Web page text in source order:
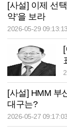
[사설] 이제 선
약’을 보라
2026-05-29 09:13:13
[사설] HMM 부
대구는?
2026-05-27 09:17:03